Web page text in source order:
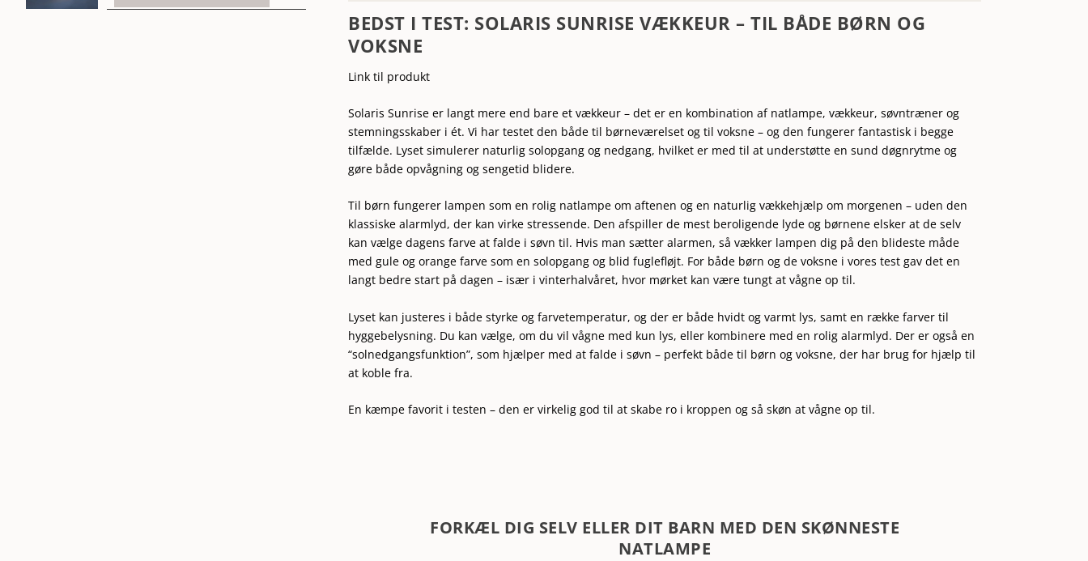
BEDST I TEST: SOLARIS SUNRISE VÆKKEUR – TIL BÅDE BØRN OG
VOKSNE
Link til produkt
Solaris Sunrise er langt mere end bare et vækkeur – det er en kombination af natlampe, vækkeur, søvntræner og
stemningsskaber i ét. Vi har testet den både til børneværelset og til voksne – og den fungerer fantastisk i begge
tilfælde. Lyset simulerer naturlig solopgang og nedgang, hvilket er med til at understøtte en sund døgnrytme og
gøre både opvågning og sengetid blidere.
Til børn fungerer lampen som en rolig natlampe om aftenen og en naturlig vækkehjælp om morgenen – uden den
klassiske alarmlyd, der kan virke stressende. Den afspiller de mest beroligende lyde og børnene elsker at de selv
kan vælge dagens farve at falde i søvn til. Hvis man sætter alarmen, så vækker lampen dig på den blideste måde
med gule og orange farve som en solopgang og blid fuglefløjt. For både børn og de voksne i vores test gav det en
langt bedre start på dagen – især i vinterhalvåret, hvor mørket kan være tungt at vågne op til.
Lyset kan justeres i både styrke og farvetemperatur, og der er både hvidt og varmt lys, samt en række farver til
hyggebelysning. Du kan vælge, om du vil vågne med kun lys, eller kombinere med en rolig alarmlyd. Der er også en
“solnedgangsfunktion”, som hjælper med at falde i søvn – perfekt både til børn og voksne, der har brug for hjælp til
at koble fra.
En kæmpe favorit i testen – den er virkelig god til at skabe ro i kroppen og så skøn at vågne op til.
FORKÆL DIG SELV ELLER DIT BARN MED DEN SKØNNESTE
NATLAMPE